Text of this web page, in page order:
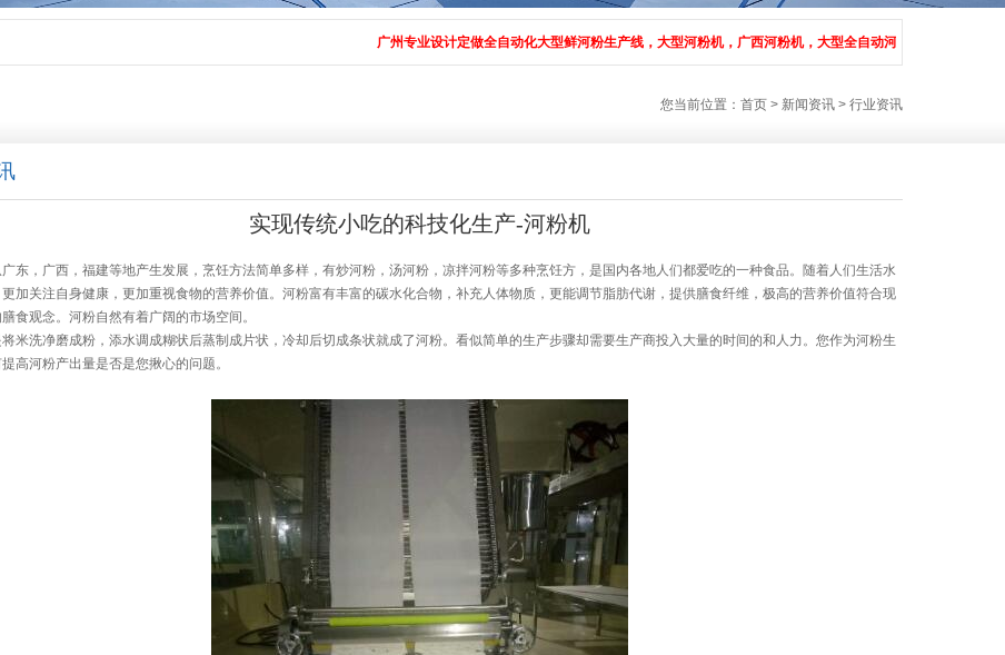
广州专业设计定做全自动化大型鲜河粉生产线，大型河粉机，广西河粉机，大型全自动河粉生产线的设备.上门安
您当前位置： 首页 > 新闻资讯 > 行业资讯
实现传统小吃的科技化生产-河粉机
，广西，福建等地产生发展，烹饪方法简单多样，有炒河粉，汤河粉，凉拌河粉等多种烹饪方，是国内各地人们都爱吃的一种食品。随着人们生活水
加关注自身健康，更加重视食物的营养价值。河粉富有丰富的碳水化合物，补充人体物质，更能调节脂肪代谢，提供膳食纤维，极高的营养价值符合现
食观念。河粉自然有着广阔的市场空间。
洗净磨成粉，添水调成糊状后蒸制成片状，冷却后切成条状就成了河粉。看似简单的生产步骤却需要生产商投入大量的时间的和人力。您作为河粉生
高河粉产出量是否是您揪心的问题。